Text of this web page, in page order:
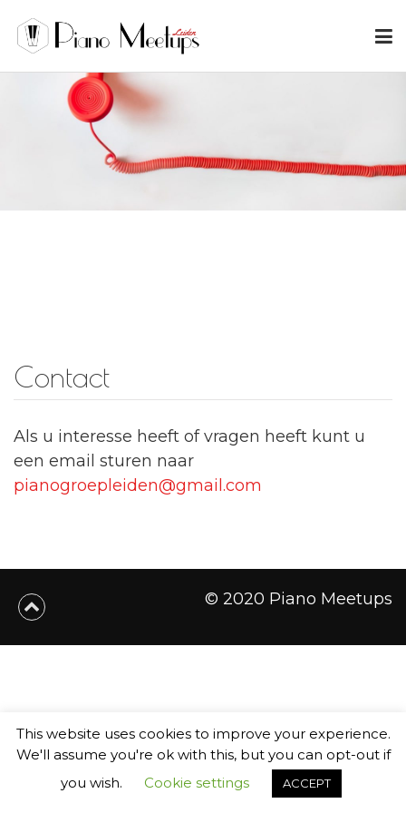
Contact
Als u interesse heeft of vragen heeft kunt u
een email sturen naar
pianogroepleiden@gmail.com
© 2020 Piano Meetups
This website uses cookies to improve your experience.
We'll assume you're ok with this, but you can opt-out if
you wish.
Cookie settings ACCEPT